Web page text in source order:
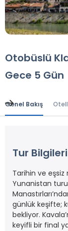
Otobüslü
Gece 5 Gün
Genel Bakış
Tur Bilgileri
Tarihin ve
Yunanistan
günlük keşifte;
bekliyor.
keyifli bir final